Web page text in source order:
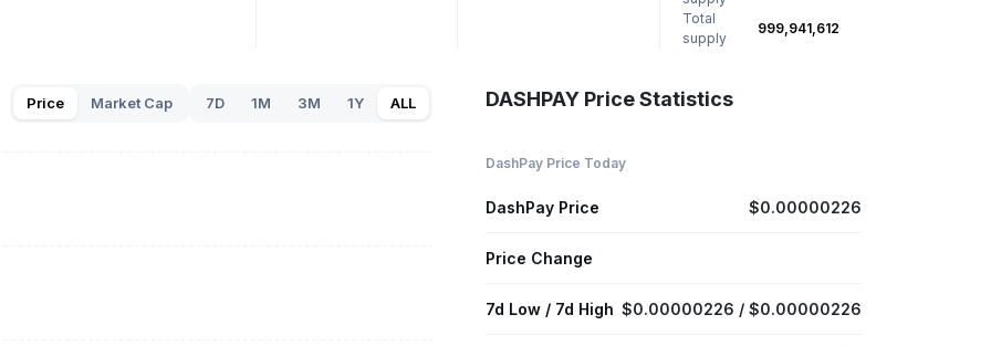
Total
supply
999,941,612
Price Market Cap 7D 1M 3M 1Y ALL DASHPAY Price Statistics
DashPay Price Today
DashPay Price $0.00000226
Price Change
7d Low / 7d High $0.00000226 / $0.00000226